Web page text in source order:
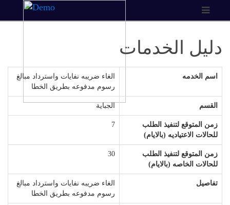
دليل الخدمات
اسم الخدمه
الغاء ضريبه نفايات واسترداد مبالغ
رسوم مدفوعه بطريق الخطا
القسم الجباية
زمن المتوقع لتنفيذ الطلب
للحالات الاعتياديه (بالايام)
7
زمن المتوقع لتنفيذ الطلب
للحالات الخاصه (بالايام)
30
تفاصيل
الغاء ضريبه نفايات واسترداد مبالغ
رسوم مدفوعه بطريق الخطا